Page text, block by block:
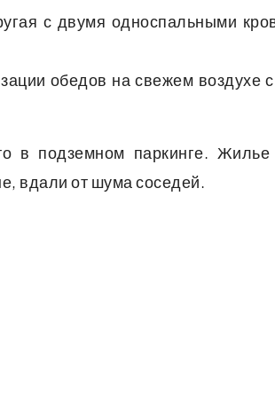
с двумя односпальными
обедов на свежем воздухе
в подземном паркинге. Жилье
вдали от шума соседей.